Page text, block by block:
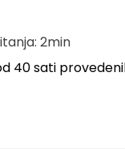
2min
40 sati